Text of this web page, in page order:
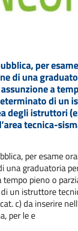
per
di una
a
di un
degli istruttori
tecnica-
per esame
una graduatoria
tempo pieno o
un istruttore
c) da inserire
per le e